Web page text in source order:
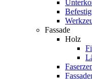
Fassade
Holz